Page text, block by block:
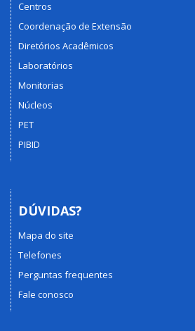
Centros
Coordenação de Extensão
Diretórios Acadêmicos
Laboratórios
Monitorias
Núcleos
PET
PIBID
DÚVIDAS?
Mapa do site
Telefones
Perguntas frequentes
Fale conosco